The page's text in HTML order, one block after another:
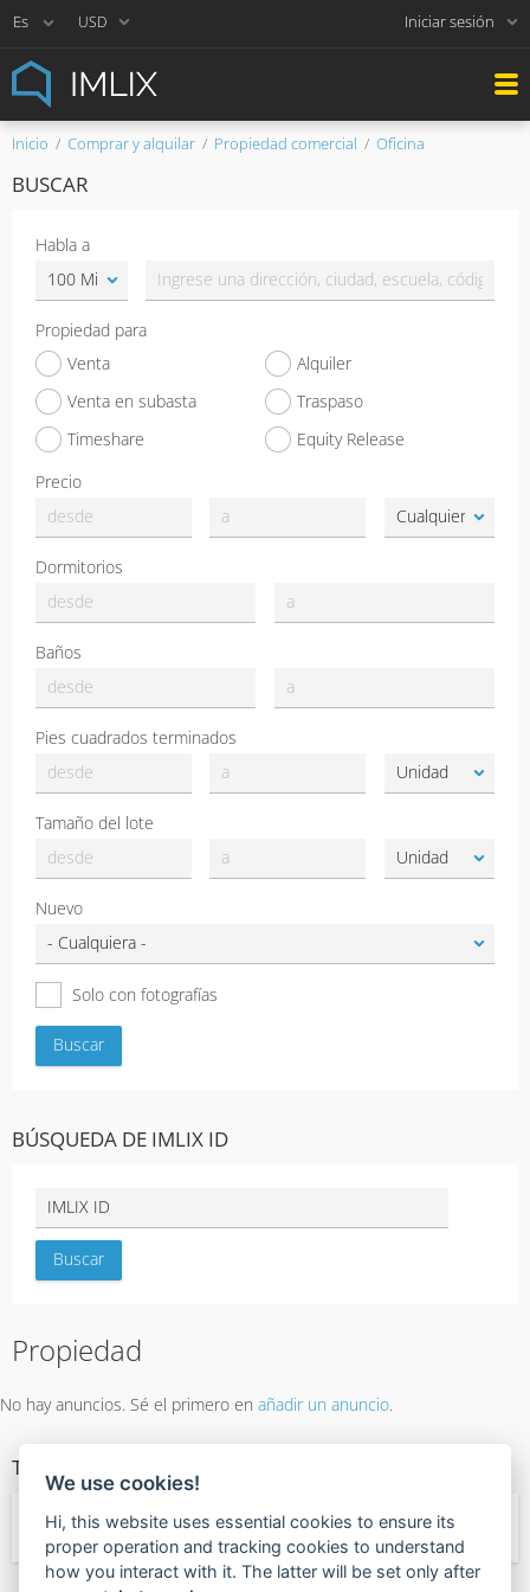
USD Iniciar sesión
Inicio Comprar y alquilar Propiedad comercial Oficina
BUSCAR
Habla a
Propiedad para
Venta
Alquiler
Venta en subasta
Traspaso
Timeshare
Equity Release
Precio
Dormitorios
Baños
Pies cuadrados terminados
Tamaño del lote
Nuevo
Solo con fotografías
BÚSQUEDA DE IMLIX ID
Propiedad
No hay anuncios. Sé el primero en añadir un anuncio.
TIPOS DE PROPIEDAD
← Oficina
We use cookies!
Hi, this website uses essential cookies to ensure its
proper operation and tracking cookies to understand
how you interact with it. The latter will be set only after